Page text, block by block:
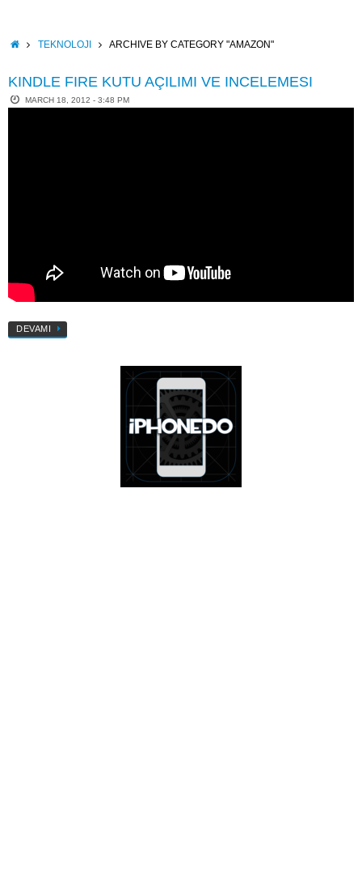
contentHOMETEKNOLOJI ARCHIVE BY CATEGORY "AMAZON"
KINDLE FIRE KUTU AÇILIMI VE INCELEMESI
MARCH 18, 2012 - 3:48 PM
DEVAMI